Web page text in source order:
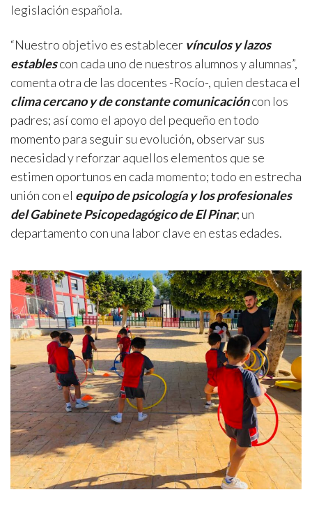
legislación española.
“Nuestro objetivo es establecer vínculos y lazos
establescon cada uno de nuestros alumnos y alumnas”,
comenta otra de las docentes -Rocío-, quien destaca el
clima cercano y de constante comunicacióncon los
padres; así como el apoyo del pequeño en todo
momento para seguir su evolución, observar sus
necesidad y reforzar aquellos elementos que se
estimen oportunos en cada momento; todo en estrecha
unión con el equipo de psicología y los profesionales
del Gabinete Psicopedagógico de El Pinar; un
departamento con una labor clave en estas edades.